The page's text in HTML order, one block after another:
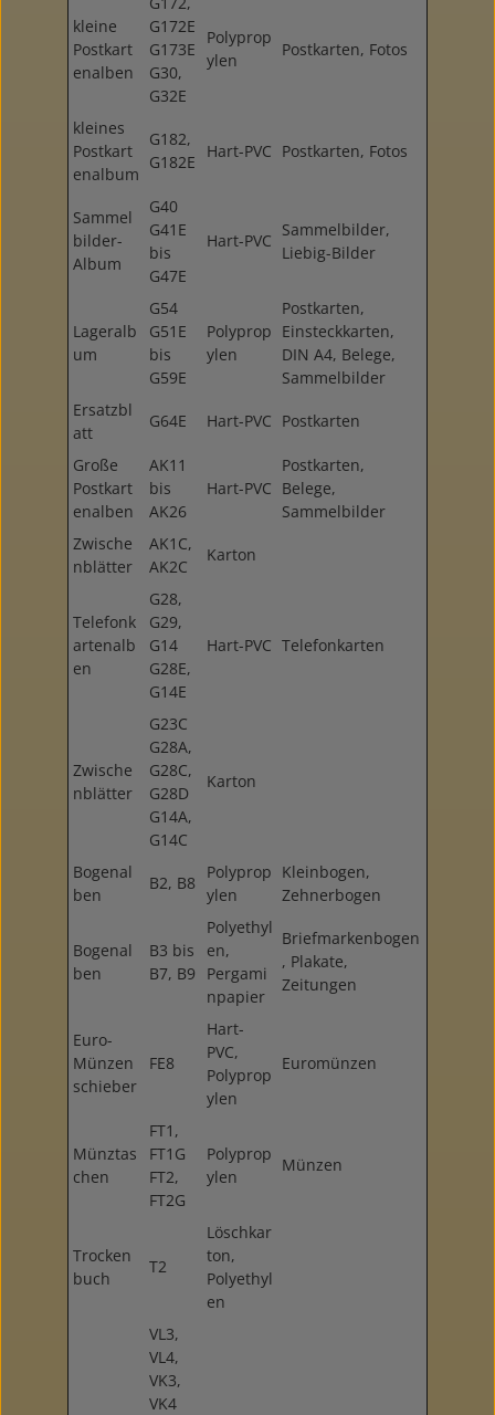
kleine
Postkart
enalben
G172E
G173E
G30,
G32E
Polyprop
ylen
Postkarten, Fotos
kleines
Postkart
enalbum
G182,
G182E
Hart-PVC Postkarten, Fotos
Sammel
bilder-
Album
G40
G41E
bis
G47E
Hart-PVC
Sammelbilder,
Liebig-Bilder
Lageralb
um
G54
G51E
bis
G59E
Polyprop
ylen
Postkarten,
Einsteckkarten,
DIN A4, Belege,
Sammelbilder
Ersatzbl
att
G64E Hart-PVC Postkarten
Große
Postkart
enalben
AK11
bis
AK26
Hart-PVC
Postkarten,
Belege,
Sammelbilder
Zwische
nblätter
AK1C,
AK2C
Karton
Telefonk
artenalb
en
G28,
G29,
G14
G28E,
G14E
Hart-PVC Telefonkarten
Zwische
nblätter
G23C
G28A,
G28C,
G28D
G14A,
G14C
Karton
Bogenal
ben
B2, B8
Polyprop
ylen
Kleinbogen,
Zehnerbogen
Bogenal
ben
B3 bis
B7, B9
Polyethyl
en,
Pergami
npapier
Briefmarkenbogen
, Plakate,
Zeitungen
Euro-
Münzen
schieber
FE8
Hart-
PVC,
Polyprop
ylen
Euromünzen
Münztas
chen
FT1,
FT1G
FT2,
FT2G
Polyprop
ylen
Münzen
Trocken
buch
T2
Löschkar
ton,
Polyethyl
en
VL3,
VL4,
VK3,
VK4